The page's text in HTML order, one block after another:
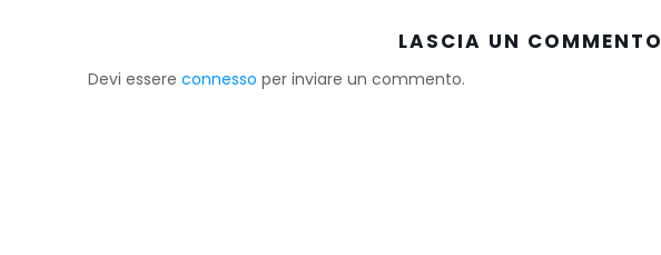
LASCIA UN COMMENTO
Devi essere connesso per inviare un commento.